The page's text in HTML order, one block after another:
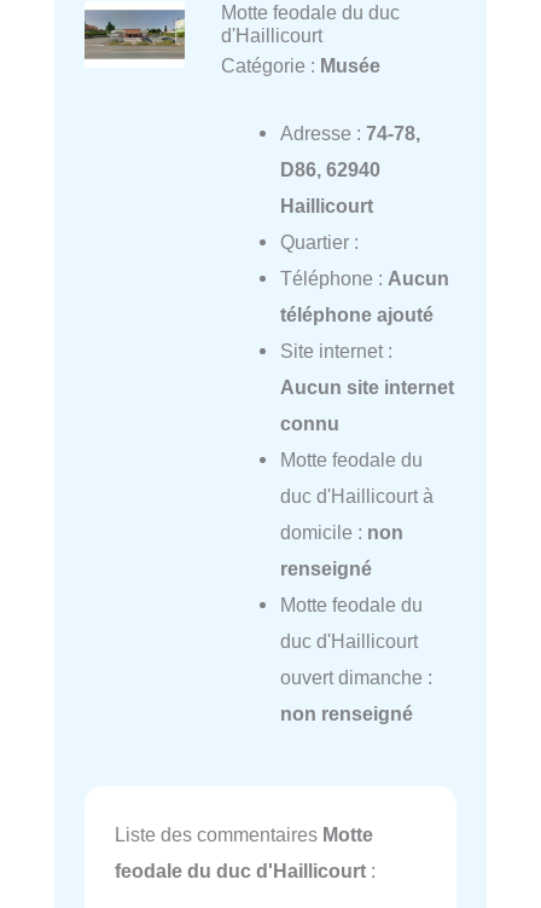
Motte feodale du duc
d'Haillicourt
Catégorie : Musée
Adresse : 74-78,
D86, 62940
Haillicourt
Quartier :
Téléphone : Aucun
téléphone ajouté
Site internet :
Aucun site internet
connu
Motte feodale du
duc d'Haillicourt à
domicile : non
renseigné
Motte feodale du
duc d'Haillicourt
ouvert dimanche :
non renseigné
Liste des commentaires Motte
feodale du duc d'Haillicourt :